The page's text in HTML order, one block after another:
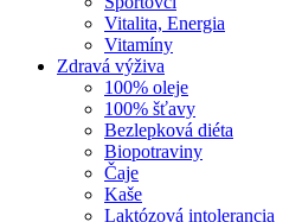
Vitalita, Energia
Vitamíny
Zdravá výživa
100% oleje
100% šťavy
Bezlepková diéta
Biopotraviny
Čaje
Kaše
Laktózová intolerancia